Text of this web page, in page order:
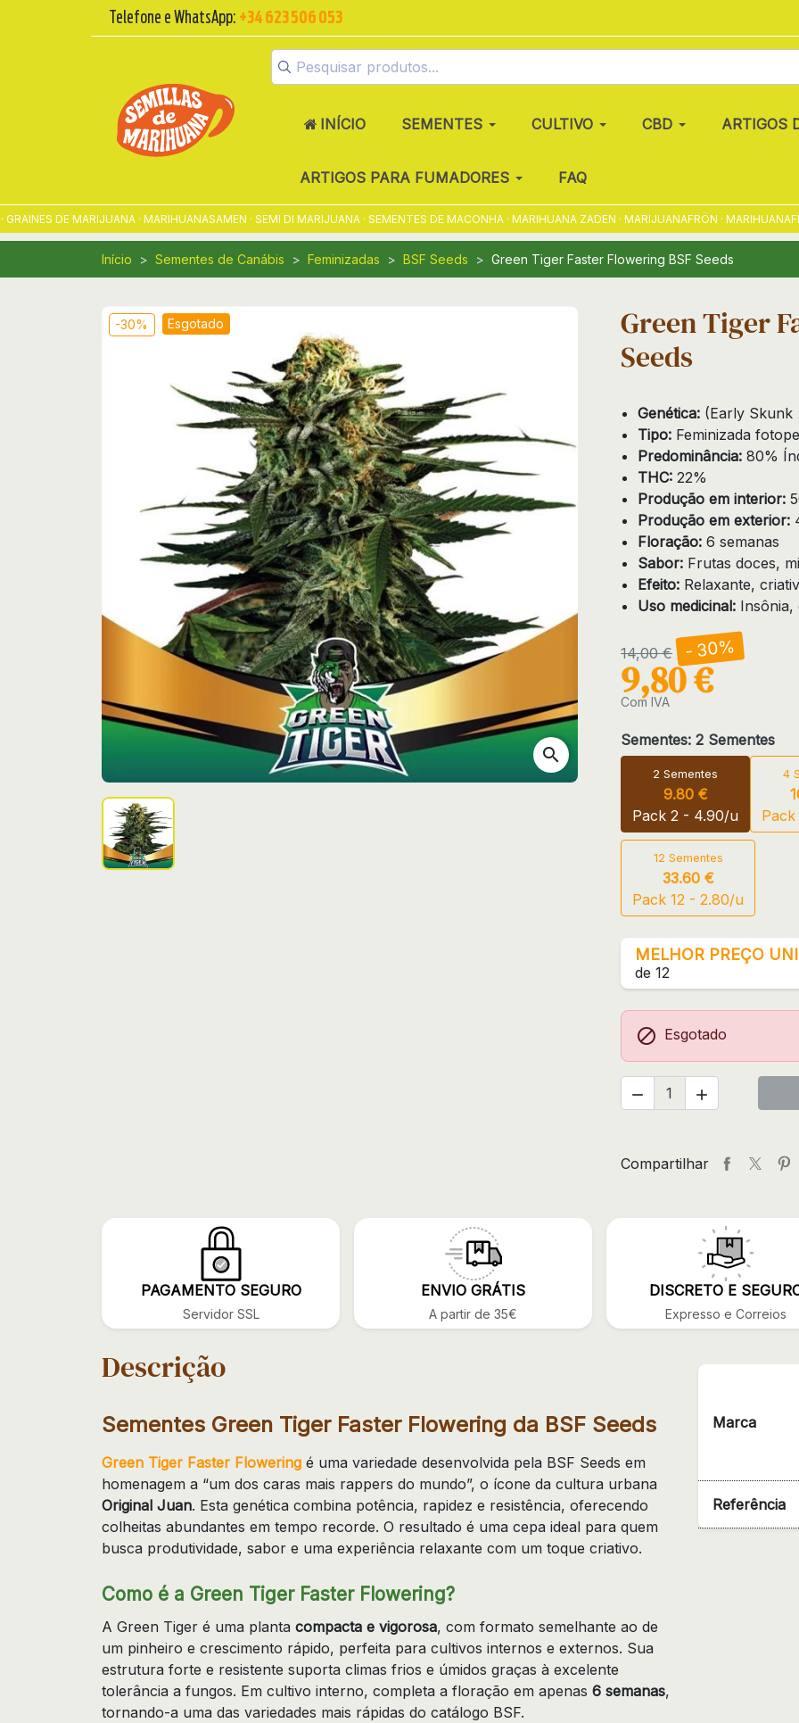
Telefone e WhatsApp: +34 623 506 053
INÍCIO SEMENTES CULTIVO CBD ARTIGOS
ARTIGOS PARA FUMADORES FAQ
DE MARIJUANA · MARIHUANASAMEN · SEMI DI MARIJUANA · SEMENTES DE MACONHA · MARIHUANA ZADEN · MARIJUANAFRÖN ·
Início Sementes de Canábis Feminizadas BSF Seeds Green Tiger Faster Flowering BSF Seeds
-30% Esgotado
search
Green Tiger
Seeds
Genética: (Early
Tipo: Feminizada
Predominância: 80%
THC: 22%
Produção em interior:
Produção em exterior:
Floração: 6 semanas
Sabor: Frutas doces,
Efeito: Relaxante,
Uso medicinal: Insônia,
14,00 € - 30%
9,80 €
Com IVA
Sementes: 2 Sementes
2 Sementes
9.80 €
Pack 2 - 4.90/u
4
12 Sementes
33.60 €
Pack 12 - 2.80/u
MELHOR PREÇO
de 12
 Esgotado
 
Compartilhar
PAGAMENTO SEGURO
Servidor SSL
ENVIO GRÁTIS
A partir de 35€
DISCRETO E
Expresso e Correios
Marca
Referência
Descrição
Sementes Green Tiger Faster Flowering da BSF Seeds
Green Tiger Faster Flowering é uma variedade desenvolvida pela BSF Seeds em
homenagem a “um dos caras mais rappers do mundo”, o ícone da cultura urbana
Original Juan. Esta genética combina potência, rapidez e resistência, oferecendo
colheitas abundantes em tempo recorde. O resultado é uma cepa ideal para quem
busca produtividade, sabor e uma experiência relaxante com um toque criativo.
Como é a Green Tiger Faster Flowering?
A Green Tiger é uma planta compacta e vigorosa, com formato semelhante ao de
um pinheiro e crescimento rápido, perfeita para cultivos internos e externos. Sua
estrutura forte e resistente suporta climas frios e úmidos graças à excelente
tolerância a fungos. Em cultivo interno, completa a floração em apenas 6 semanas,
tornando-a uma das variedades mais rápidas do catálogo BSF.